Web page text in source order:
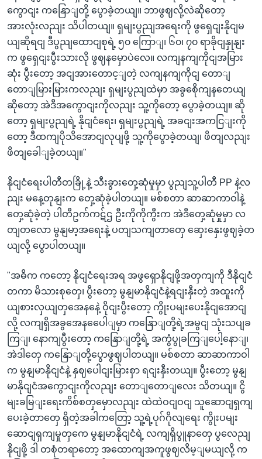
ကွောငျး ကနြောျတို့ ပွောခဲ့တယျ။ ဘာဖွဈလို့လဲဆိုတော့
အားလုံးလညျး သိပါတယျ။ ရှမျးပွညျအရေးကို ဖွရှေငျးနိုငျမ
ယျဆိုရငျ ဒီပွညျထောငျစုရဲ့ ၅၀ ကြောျ၊ ၆၀၊ ၇၀ ရာခိုငျနှုနျး
က ဖွရှေငျးပွီးသားလို ဖွဈနမှောပဲလေ။ လကျနကျကိုငျအမြား
ဆုံး ပွီးတော့ အငျအားတောင့ျတဲ့ လကျနကျကိုငျ တောျ
တောျမြားမြားကလညျး ရှမျးပွညျထဲမှာ အခွစေိုကျနတေယျ
ဆိုတော့ အဲဒီအကွောငျးကိုလညျး သူ့ကိုတော့ ပွောခဲ့တယျ။ ဆို
တော့ ရှမျးပွညျရဲ့ နိုငျငံရေး၊ ရှမျးပွညျရဲ့ အခငျးအကငြျးကို
တော့ ဒီထကျပိုသိအောငျလုပျဖို့ သူ့ကိုပွောခဲ့တယျ၊ ဖိတျလညျး
ဖိတျခေါျခဲ့တယျ။"
နိုငျငံရေးပါတီတခြို့နဲ့ သီးခွားတှေ့ဆုံမှုမှာ ပွညျသူ့ပါတီ PP နဲ့လ
ညျး မနေ့တုနျးက တှေ့ဆုံခဲ့ပါတယျ။ မစ်စတာ ဆာဆာကာဝါနဲ့
တှေ့ဆုံခဲ့တဲ့ ပါတီဥက်ကဋ်ဌ ဦးကိုကိုကွီးက အဲဒီတှေ့ဆုံမှုမှာ လ
တျတလော မွနျမာ့အရေးနဲ့ ပတျသကျတာတှေ ဆှေးနှေးဖွဈခဲ့တ
ယျလို့ ပွောပါတယျ။
"အဓိက ကတော့ နိုငျငံရေးအရ အဖွရှောနိုငျဖို့အတှကျကို ဒီနိုငျငံ
တကာ မိသားစုတှေ၊ ပွီးတော့ မွနျမာနိုငျငံနဲ့ရငျးနှီးတဲ့ အထူးကို
ယျစားလှယျတှအေနနေဲ့ ဝိုငျးပွီးတော့ ကွိုးပမျးပေးနိုငျအောငျ
လို့ လကျရှိအခွအေနပေေါျမှာ ကနြောျတို့ရဲ့အမွငျ သုံးသပျခ
ကြျ၊ နောကျပွီးတော့ ကနြောျတို့ရဲ့ အကွံပွုခကြျပေါ့နောျ၊
အဲဒါတှေ ကနြောျတို့ပွောဖွဈပါတယျ။ မစ်စတာ ဆာဆာကာဝါ
က မွနျမာနိုငျငံနဲ့ နှဈပေါငျးမြားစှာ ရငျးနှီးတယျ။ ပွီးတော့ မွနျ
မာနိုငျငံအကွောငျးကိုလညျး တောျတောျလေး သိတယျ။ ငွိ
မျးခမြျးရေးကိစ်စတှမှောလညျး ထဲထဲဝငျဝငျ သူဆောငျရှကျ
ပေးခဲ့တာတှေ ရှိတဲ့အခါကတြော့ သူ့ရဲ့ပုဂ်ဂိုလျရေး ကွိုးပမျး
ဆောငျရှကျမှုတှကေ မွနျမာနိုငျငံရဲ့ လကျရှိပွူနာတှေ ပွလေညျ
နိုငျဖို့ ဒါ တစုံတရာတော့ အထောကျအကူဖွဈလိမ့ျမယျလို့ က